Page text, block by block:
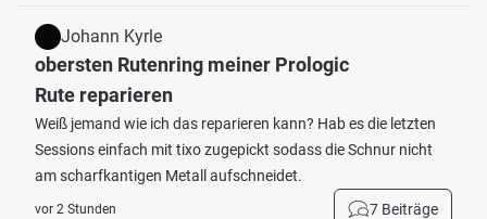
Johann Kyrle
obersten Rutenring meiner Prologic
Rute reparieren
Weiß jemand wie ich das reparieren kann? Hab es die letzten
Sessions einfach mit tixo zugepickt sodass die Schnur nicht
am scharfkantigen Metall aufschneidet.
vor 2 Stunden 7 Beiträge